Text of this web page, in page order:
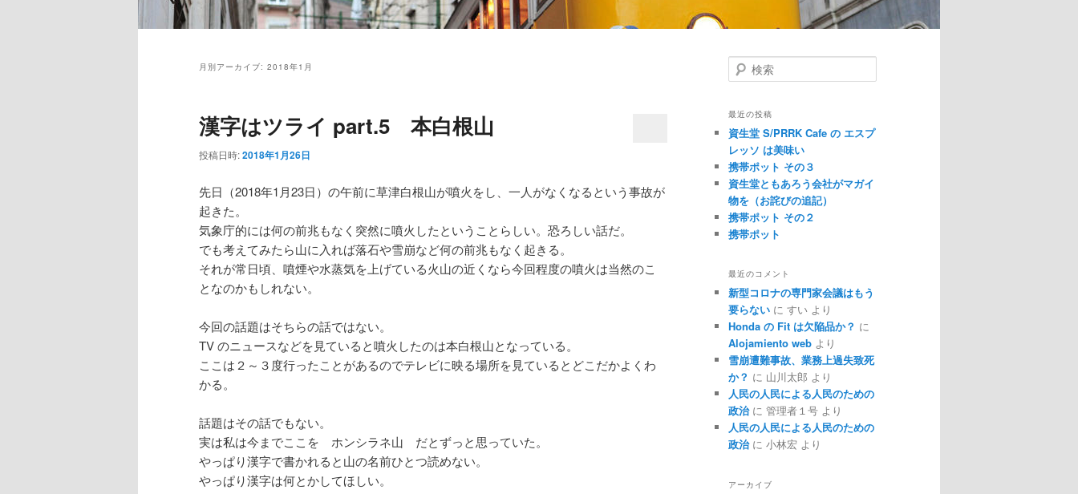
月別アーカイブ: 2018年1月
漢字はツライ part.5 本白根山
投稿日時:2018年1月26日
先日（2018年1月23日）の午前に草津白根山が噴火をし、一人がなくなるという事故が
起きた。
気象庁的には何の前兆もなく突然に噴火したということらしい。恐ろしい話だ。
でも考えてみたら山に入れば落石や雪崩など何の前兆もなく起きる。
それが常日頃、噴煙や水蒸気を上げている火山の近くなら今回程度の噴火は当然のこ
となのかもしれない。
今回の話題はそちらの話ではない。
TV のニュースなどを見ていると噴火したのは本白根山となっている。
ここは２～３度行ったことがあるのでテレビに映る場所を見ているとどこだかよくわ
かる。
話題はその話でもない。
実は私は今までここを ホンシラネ山 だとずっと思っていた。
やっぱり漢字で書かれると山の名前ひとつ読めない。
やっぱり漢字は何とかしてほしい。
検
索
最近の投稿
資生堂 S/PRRK Cafe の エスプ
レッソ は美味い
携帯ポット その３
資生堂ともあろう会社がマガイ
物を（お詫びの追記）
携帯ポット その２
携帯ポット
最近のコメント
新型コロナの専門家会議はもう
要らない に すい より
Honda の Fit は欠陥品か？ に
Alojamiento web より
雪崩遭難事故、業務上過失致死
か？ に 山川太郎 より
人民の人民による人民のための
政治に 管理者１号 より
人民の人民による人民のための
政治に 小林宏 より
アーカイブ